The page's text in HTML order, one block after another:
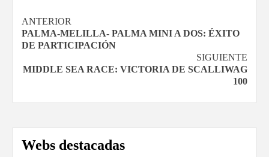
Navegación
de
entradas
ANTERIOR
PALMA-MELILLA- PALMA MINI A DOS: ÉXITO
DE PARTICIPACIÓN
SIGUIENTE
MIDDLE SEA RACE: VICTORIA DE SCALLIWAG
100
Webs destacadas